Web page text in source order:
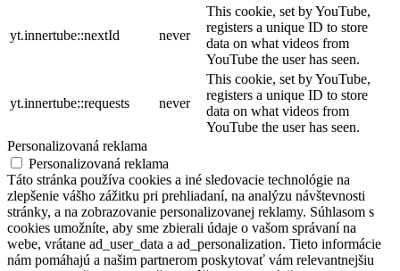
yt.innertube::nextId never
This cookie, set by YouTube,
registers a unique ID to store
data on what videos from
YouTube the user has seen.
yt.innertube::requests never
This cookie, set by YouTube,
registers a unique ID to store
data on what videos from
YouTube the user has seen.
Personalizovaná reklama
Personalizovaná reklama
Táto stránka používa cookies a iné sledovacie technológie na
zlepšenie vášho zážitku pri prehliadaní, na analýzu návštevnosti
stránky, a na zobrazovanie personalizovanej reklamy. Súhlasom s
cookies umožníte, aby sme zbierali údaje o vašom správaní na
webe, vrátane ad_user_data a ad_personalization. Tieto informácie
nám pomáhajú a našim partnerom poskytovať vám relevantnejšiu